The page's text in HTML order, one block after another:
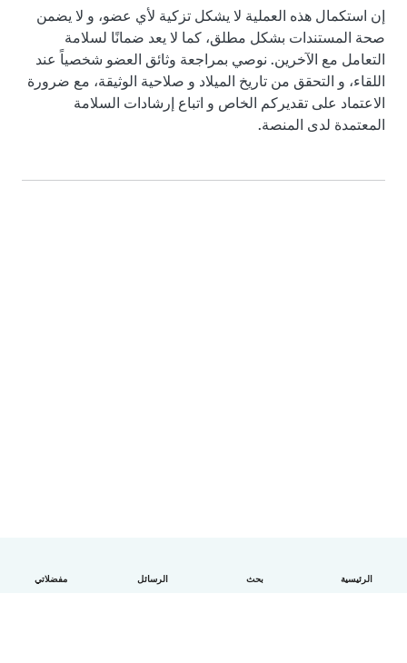
الرئيسية بحث الرسائل مفضلاتي
إن استكمال هذه العملية لا يشكل تزكية لأي عضو، و لا يضمن
صحة المستندات بشكل مطلق، كما لا يعد ضمانًا لسلامة
التعامل مع الآخرين. نوصي بمراجعة وثائق العضو شخصياً عند
اللقاء، و التحقق من تاريخ الميلاد و صلاحية الوثيقة، مع ضرورة
الاعتماد على تقديركم الخاص و اتباع إرشادات السلامة
المعتمدة لدى المنصة.